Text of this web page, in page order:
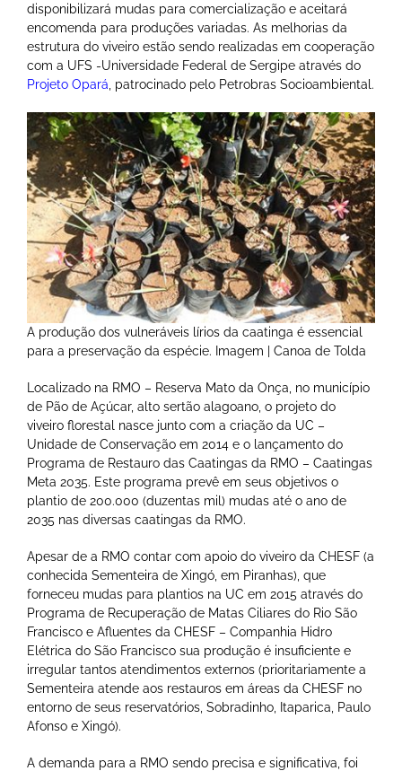
disponibilizará mudas para comercialização e aceitará
encomenda para produções variadas. As melhorias da
estrutura do viveiro estão sendo realizadas em cooperação
com a UFS -Universidade Federal de Sergipe através do
Projeto Opará , patrocinado pelo Petrobras Socioambiental.
A produção dos vulneráveis lírios da caatinga é essencial
para a preservação da espécie. Imagem | Canoa de Tolda
Localizado na RMO – Reserva Mato da Onça, no município
de Pão de Açúcar, alto sertão alagoano, o projeto do
viveiro florestal nasce junto com a criação da UC –
Unidade de Conservação em 2014 e o lançamento do
Programa de Restauro das Caatingas da RMO – Caatingas
Meta 2035. Este programa prevê em seus objetivos o
plantio de 200.000 (duzentas mil) mudas até o ano de
2035 nas diversas caatingas da RMO.
Apesar de a RMO contar com apoio do viveiro da CHESF (a
conhecida Sementeira de Xingó, em Piranhas), que
forneceu mudas para plantios na UC em 2015 através do
Programa de Recuperação de Matas Ciliares do Rio São
Francisco e Afluentes da CHESF – Companhia Hidro
Elétrica do São Francisco sua produção é insuficiente e
irregular tantos atendimentos externos (prioritariamente a
Sementeira atende aos restauros em áreas da CHESF no
entorno de seus reservatórios, Sobradinho, Itaparica, Paulo
Afonso e Xingó).
A demanda para a RMO sendo precisa e significativa, foi